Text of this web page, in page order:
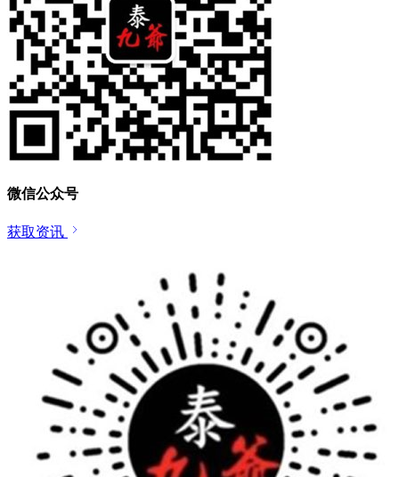
微信公众号
获取资讯